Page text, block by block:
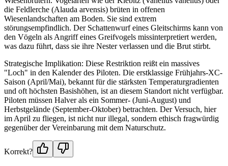
die Feldlerche (Alauda arvensis) brüten in offenen
Wiesenlandschaften am Boden. Sie sind extrem
störungsempfindlich. Der Schattenwurf eines Gleitschirms kann von
den Vögeln als Angriff eines Greifvogels missinterpretiert werden,
was dazu führt, dass sie ihre Nester verlassen und die Brut stirbt.
Strategische Implikation: Diese Restriktion reißt ein massives
"Loch" in den Kalender des Piloten. Die erstklassige Frühjahrs-XC-
Saison (April/Mai), bekannt für die stärksten Temperaturgradienten
und oft höchsten Basishöhen, ist an diesem Standort nicht verfügbar.
Piloten müssen Halver als ein Sommer- (Juni-August) und
Herbstgelände (September-Oktober) betrachten. Der Versuch, hier
im April zu fliegen, ist nicht nur illegal, sondern ethisch fragwürdig
gegenüber der Vereinbarung mit dem Naturschutz.
Korrekt?